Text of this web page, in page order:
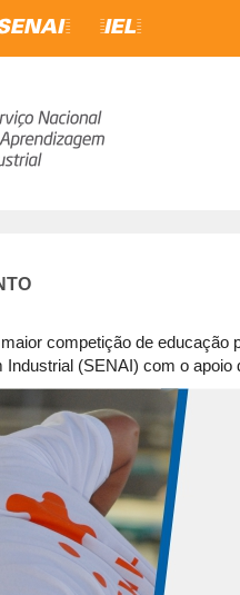
=IEL=
PROFISSIONAL
VIRTUAL
ABERTAS
PROFISSIONAL
competição de
(SENAI) com o